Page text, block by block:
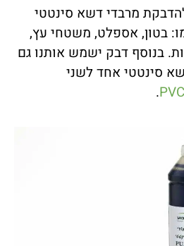
מרבדי דשא סינטטי
בטון, אספלט, משטחי עץ,
בנוסף דבק ישמש אותנו גם
סינטטי אחד לשני
PVC
.